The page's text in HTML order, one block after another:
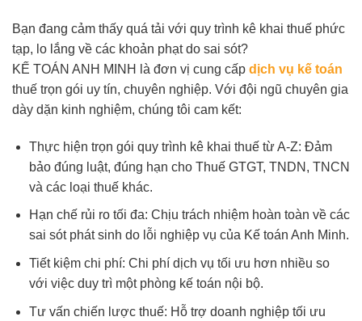
Bạn đang cảm thấy quá tải với quy trình kê khai thuế phức
tạp, lo lắng về các khoản phạt do sai sót?
KẾ TOÁN ANH MINH là đơn vị cung cấp dịch vụ kế toán
thuế trọn gói uy tín, chuyên nghiệp. Với đội ngũ chuyên gia
dày dặn kinh nghiệm, chúng tôi cam kết:
Thực hiện trọn gói quy trình kê khai thuế từ A-Z: Đảm
bảo đúng luật, đúng hạn cho Thuế GTGT, TNDN, TNCN
và các loại thuế khác.
Hạn chế rủi ro tối đa: Chịu trách nhiệm hoàn toàn về các
sai sót phát sinh do lỗi nghiệp vụ của Kế toán Anh Minh.
Tiết kiệm chi phí: Chi phí dịch vụ tối ưu hơn nhiều so
với việc duy trì một phòng kế toán nội bộ.
Tư vấn chiến lược thuế: Hỗ trợ doanh nghiệp tối ưu